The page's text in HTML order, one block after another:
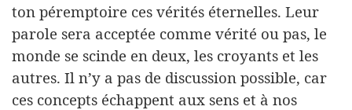
ton péremptoire ces vérités éternelles. Leur
parole sera acceptée comme vérité ou pas, le
monde se scinde en deux, les croyants et les
autres. Il n’y a pas de discussion possible, car
ces concepts échappent aux sens et à nos